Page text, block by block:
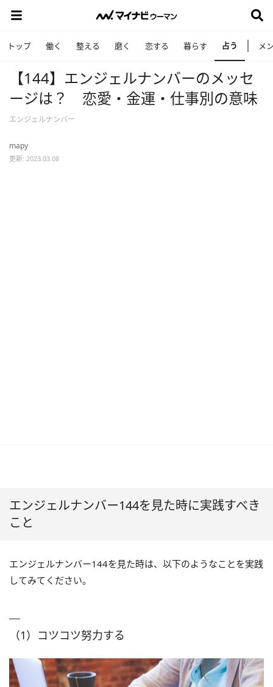
トップ 働く 整える 磨く 恋する 暮らす 占う メ
【144】エンジェルナンバーのメッセ
ージは？ 恋愛・金運・仕事別の意味
エンジェルナンバー
mapy
更新: 2023.03.08
エンジェルナンバー144を見た時に実践すべき
こと
エンジェルナンバー144を見た時は、以下のようなことを実践
してみてください。
（1）コツコツ努力する